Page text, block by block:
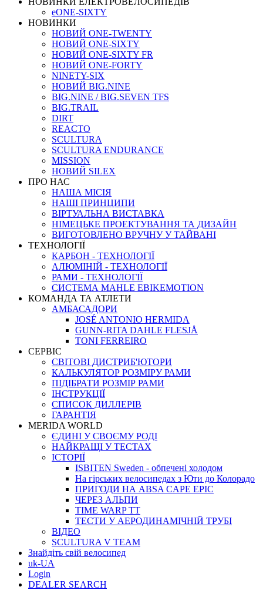
eONE-SIXTY
НОВИНКИ
НОВИЙ ONE-TWENTY
НОВИЙ ONE-SIXTY
НОВИЙ ONE-SIXTY FR
НОВИЙ ONE-FORTY
NINETY-SIX
НОВИЙ BIG.NINE
BIG.NINE / BIG.SEVEN TFS
BIG.TRAIL
DIRT
REACTO
SCULTURA
SCULTURA ENDURANCE
MISSION
НОВИЙ SILEX
ПРО НАС
НАША МICIЯ
НАШI ПРИНЦИПИ
ВIРТУАЛЬНА ВИСТАВКА
НІМЕЦЬКЕ ПРОЕКТУВАННЯ ТА ДИЗАЙН
ВИГОТОВЛЕНО ВРУЧНУ У ТАЙВАНІ
ТЕХНОЛОГІЇ
КАРБОН - ТЕХНОЛОГІЇ
АЛЮМІНІЙ - ТЕХНОЛОГІЇ
РАМИ - ТЕХНОЛОГІЇ
СИСТЕМА MAHLE EBIKEMOTION
КОМАНДА ТА АТЛЕТИ
АМБАСАДОРИ
JOSÉ ANTONIO HERMIDA
GUNN-RITA DAHLE FLESJÅ
TONI FERREIRO
СЕРВІС
СВІТОВІ ДИСТРИБ'ЮТОРИ
КАЛЬКУЛЯТОР РОЗМIРУ РАМИ
ПІДІБРАТИ РОЗМІР РАМИ
IНСТРУКЦIЇ
СПИСОК ДИЛЛЕРІВ
ГАРАНТIЯ
MERIDA WORLD
ЄДИНI У СВОЄМУ РОДI
НАЙКРАЩІ У ТЕСТАХ
ІСТОРІЇ
ISBITEN Sweden - обпечені холодом
На гірських велосипедах з Юти до Колорадо
ПРИГОДИ НА ABSA CAPE EPIC
ЧЕРЕЗ АЛЬПИ
TIME WARP TT
ТЕСТИ У АЕРОДИНАМІЧНІЙ ТРУБІ
ВІДЕО
SCULTURA V TEAM
Знайдіть свій велосипед
uk-UA
Login
DEALER SEARCH